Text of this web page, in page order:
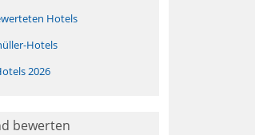
Hotels
Hotels
2026
bewerten